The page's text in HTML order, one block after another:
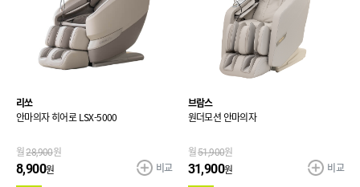
리쏘
안마의자 히어로 LSX-5000
월 28,900원
8,900원 비교
브람스
원더모션 안마의자
월 51,900원
31,900원 비교